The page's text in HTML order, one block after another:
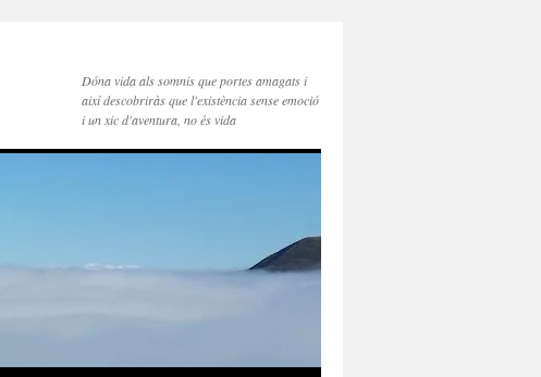
Dóna vida als somnis que portes amagats i
així descobriràs que l'existència sense emoció
i un xic d'aventura, no és vida